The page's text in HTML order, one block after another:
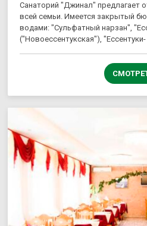
Санаторий "Джинал" предлагает
всей семьи. Имеется закрытый
водами: "Сульфатный нарзан",
("Новоессентукская"),